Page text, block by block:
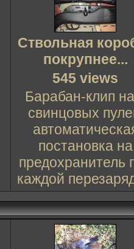
Ствольная
покрупнее...
545 views
Барабан-клип
свинцовых
постановка на
предохранитель
каждой